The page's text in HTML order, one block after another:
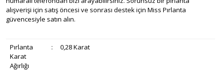
alışverişi için satış öncesi ve sonrası destek için Miss Pırlanta
güvencesiyle satın alın.
Pırlanta
Karat
Ağırlığı
: 0,28 Karat